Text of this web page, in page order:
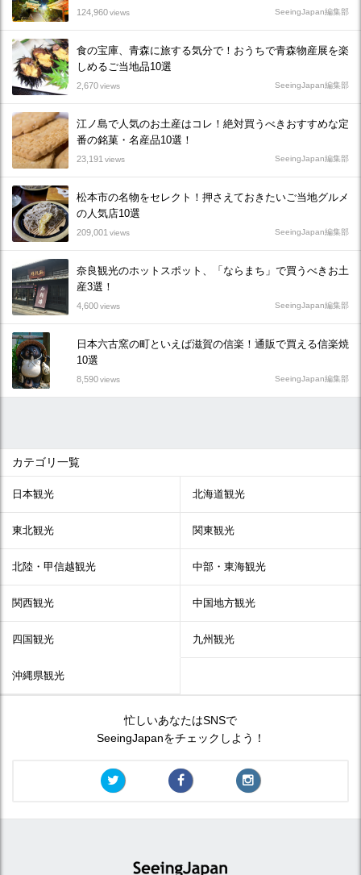
124,960views SeeingJapan編集部
食の宝庫、青森に旅する気分で！おうちで青森物産展を楽
しめるご当地品10選
2,670views SeeingJapan編集部
江ノ島で人気のお土産はコレ！絶対買うべきおすすめな定
番の銘菓・名産品10選！
23,191 views SeeingJapan編集部
松本市の名物をセレクト！押さえておきたいご当地グルメ
の人気店10選
209,001 views SeeingJapan編集部
奈良観光のホットスポット、「ならまち」で買うべきお土
産3選！
4,600views SeeingJapan編集部
日本六古窯の町といえば滋賀の信楽！通販で買える信楽焼
10選
8,590views SeeingJapan編集部
カテゴリ一覧
日本観光 北海道観光
東北観光 関東観光
北陸・甲信越観光 中部・東海観光
関西観光 中国地方観光
四国観光 九州観光
沖縄県観光
忙しいあなたはSNSで
SeeingJapanをチェックしよう！